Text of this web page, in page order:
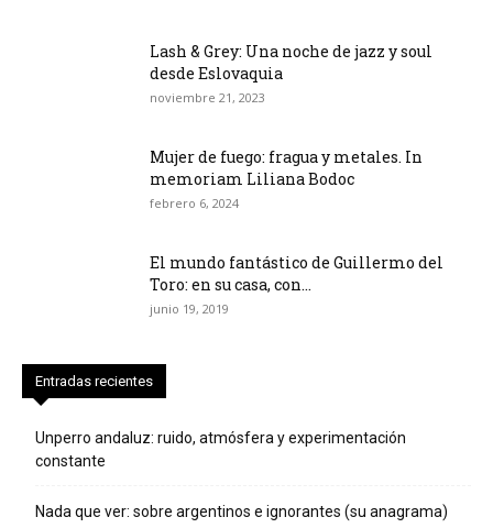
Lash & Grey: Una noche de jazz y soul
desde Eslovaquia
noviembre 21, 2023
Mujer de fuego: fragua y metales. In
memoriam Liliana Bodoc
febrero 6, 2024
El mundo fantástico de Guillermo del
Toro: en su casa, con...
junio 19, 2019
Entradas recientes
Unperro andaluz: ruido, atmósfera y experimentación
constante
Nada que ver: sobre argentinos e ignorantes (su anagrama)